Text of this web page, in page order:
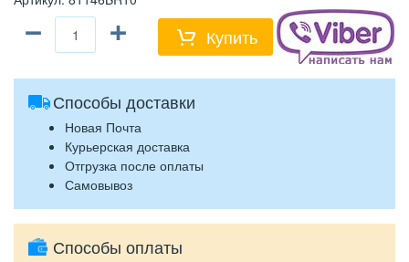
− + Купить
Способы доставки
Новая Почта
Курьерская доставка
Отгрузка после оплаты
Самовывоз
Способы оплаты